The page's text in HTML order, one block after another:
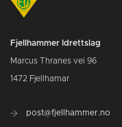
Fjellhammer Idrettslag
Marcus Thranes vei 96
1472 Fjellhamar
post@fjellhammer.no